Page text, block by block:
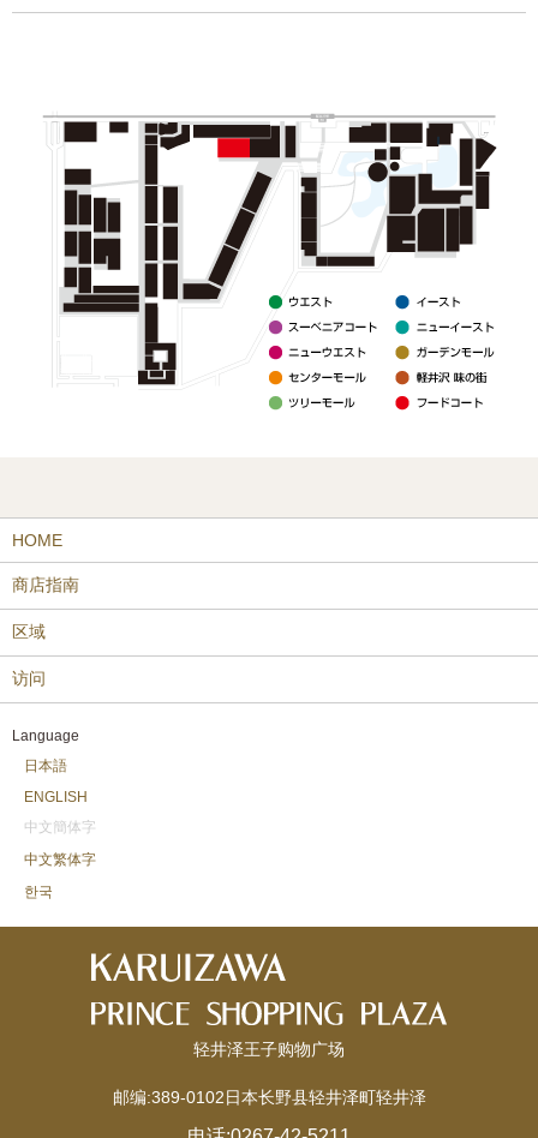
HOME
商店指南
区域
访问
Language
日本語
ENGLISH
中文簡体字
中文繁体字
한국
轻井泽王子购物广场
邮编:389-0102日本长野县轻井泽町轻井泽